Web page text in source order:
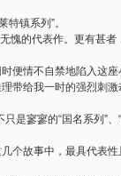
特镇系列 ”。
愧的代表作。更有甚
便情不自禁地陷入这座
带给我一时的强烈刺
只是寥寥的“国名系列 ”、 “
个故事中，最具代表